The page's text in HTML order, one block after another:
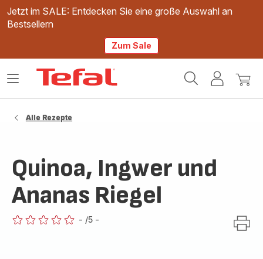
Jetzt im SALE: Entdecken Sie eine große Auswahl an
Bestsellern
Zum Sale
Mein
Mein
Das
Alle Rezepte
Quinoa, Ingwer und
Ananas Riegel
- /5 -